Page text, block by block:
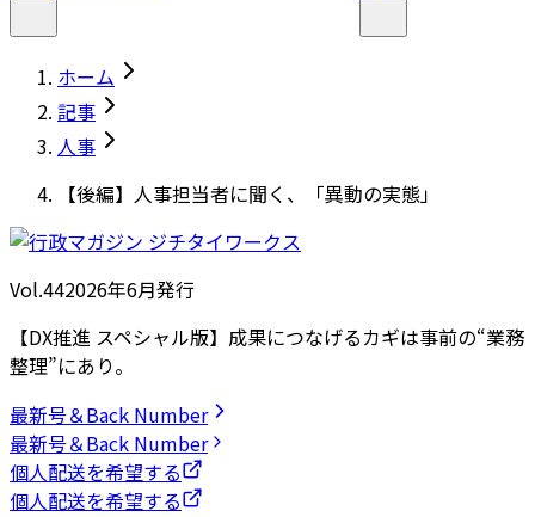
ホーム
記事
人事
【後編】人事担当者に聞く、「異動の実態」
Vol.442026年6月発行
【DX推進 スペシャル版】成果につなげるカギは事前の“業務
整理”にあり。
最新号＆Back Number
最新号＆Back Number
個人配送を希望する
個人配送を希望する